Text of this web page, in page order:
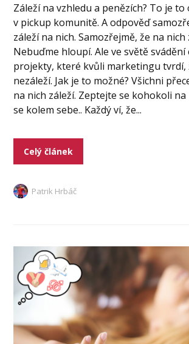
Záleží na vzhledu a penězích? To je to
v pickup komunitě. A odpověď
záleží na nich. Samozřejmě, že na nich
Nebuďme hloupí. Ale ve světě
projekty, které kvůli marketingu tvrdí,
nezáleží. Jak je to možné? Všichni
na nich záleží. Zeptejte se kohokoli na
se kolem sebe.. Každý ví, že...
Celý článek
Patrik Hrbáč